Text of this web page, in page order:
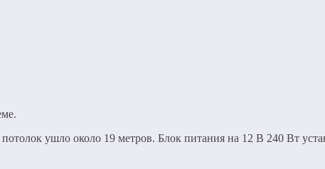
ушло около 19 метров. Блок питания на 12 В 240 Вт